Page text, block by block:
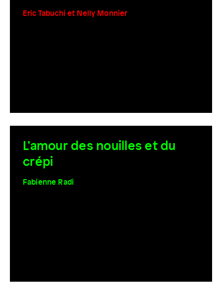
Eric Tabuchi et Nelly Monnier
L’amour des nouilles et du
crépi
Fabienne Radi